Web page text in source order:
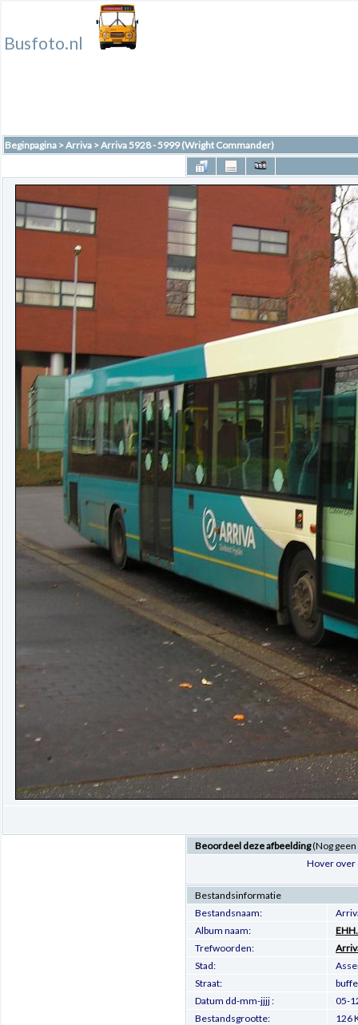
Busfoto.nl
Beginpagina >Arriva >Arriva 5928 - 5999 (Wright Commander)
Beoordeel deze afbeelding(Nog
Hover over
Bestandsinformatie
Bestandsnaam:
Album naam:
Trefwoorden:
Stad:
Straat:
Datum dd-mm-jjjj :
05-
Bestandsgrootte:
126